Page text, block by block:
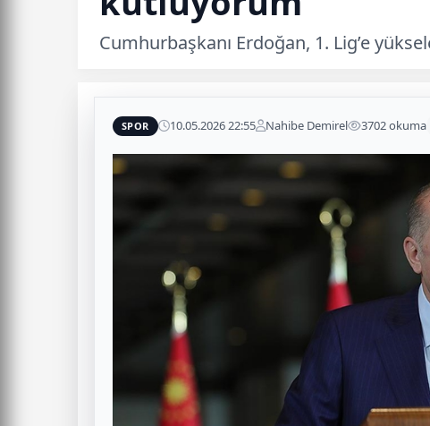
Cumhurbaşkanı Erdoğan, 1. Lig’e
SPOR 10.05.2026 22:55 Nahibe Demirel 3702 okuma